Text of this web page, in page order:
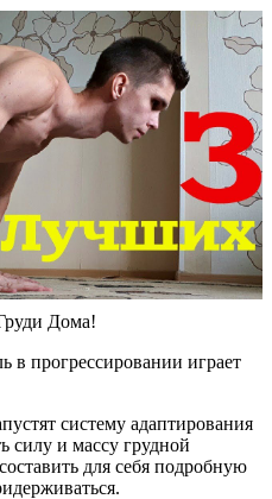
Дома!
прогрессировании играет
систему адаптирования
силу и массу грудной
для себя подробную